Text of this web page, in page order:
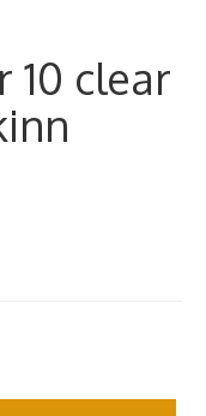
10 clear